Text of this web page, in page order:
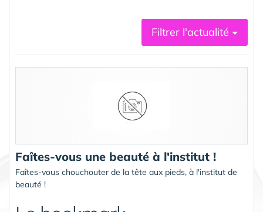
Filtrer l'actualité
Faîtes-vous une beauté à l'institut !
Faîtes-vous chouchouter de la tête aux pieds, à l'institut de
beauté !